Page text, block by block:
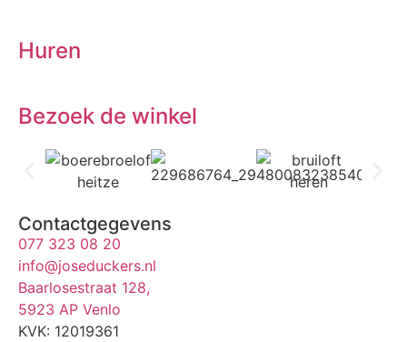
Huren
Bezoek de winkel
Contactgegevens
077 323 08 20
info@joseduckers.nl
Baarlosestraat 128,
5923 AP Venlo
KVK: 12019361